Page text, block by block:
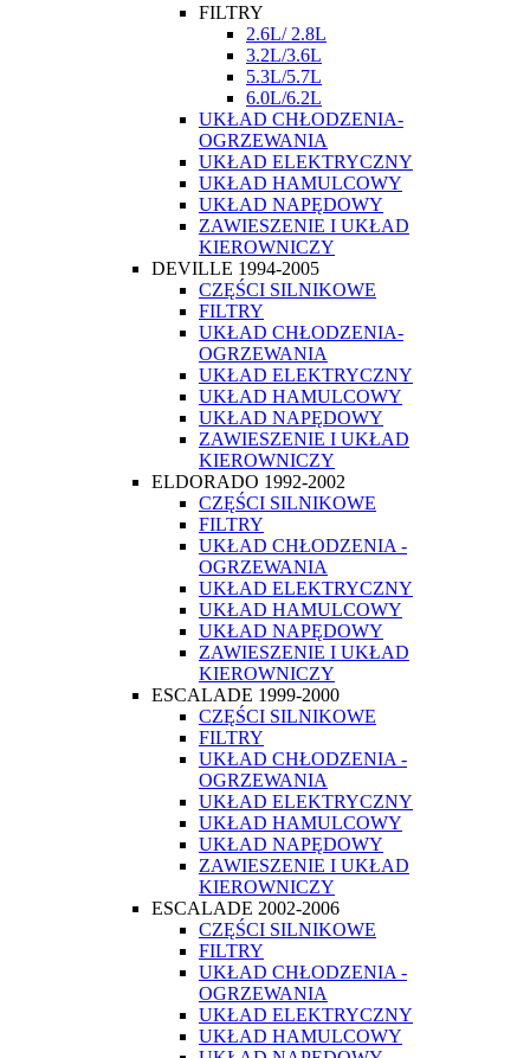
FILTRY
2.6L/ 2.8L
3.2L/3.6L
5.3L/5.7L
6.0L/6.2L
UKŁAD CHŁODZENIA-
OGRZEWANIA
UKŁAD ELEKTRYCZNY
UKŁAD HAMULCOWY
UKŁAD NAPĘDOWY
ZAWIESZENIE I UKŁAD
KIEROWNICZY
DEVILLE 1994-2005
CZĘŚCI SILNIKOWE
FILTRY
UKŁAD CHŁODZENIA-
OGRZEWANIA
UKŁAD ELEKTRYCZNY
UKŁAD HAMULCOWY
UKŁAD NAPĘDOWY
ZAWIESZENIE I UKŁAD
KIEROWNICZY
ELDORADO 1992-2002
CZĘŚCI SILNIKOWE
FILTRY
UKŁAD CHŁODZENIA -
OGRZEWANIA
UKŁAD ELEKTRYCZNY
UKŁAD HAMULCOWY
UKŁAD NAPĘDOWY
ZAWIESZENIE I UKŁAD
KIEROWNICZY
ESCALADE 1999-2000
CZĘŚCI SILNIKOWE
FILTRY
UKŁAD CHŁODZENIA -
OGRZEWANIA
UKŁAD ELEKTRYCZNY
UKŁAD HAMULCOWY
UKŁAD NAPĘDOWY
ZAWIESZENIE I UKŁAD
KIEROWNICZY
ESCALADE 2002-2006
CZĘŚCI SILNIKOWE
FILTRY
UKŁAD CHŁODZENIA -
OGRZEWANIA
UKŁAD ELEKTRYCZNY
UKŁAD HAMULCOWY